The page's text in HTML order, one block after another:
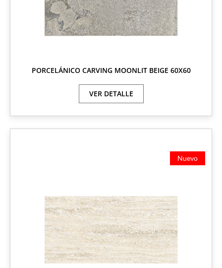
PORCELÁNICO CARVING MOONLIT BEIGE 60X60
VER DETALLE
Nuevo